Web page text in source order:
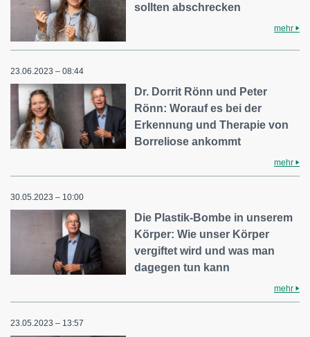
sollten abschrecken
mehr
23.06.2023 – 08:44
Dr. Dorrit Rönn und Peter
Rönn: Worauf es bei der
Erkennung und Therapie von
Borreliose ankommt
mehr
30.05.2023 – 10:00
Die Plastik-Bombe in unserem
Körper: Wie unser Körper
vergiftet wird und was man
dagegen tun kann
mehr
23.05.2023 – 13:57